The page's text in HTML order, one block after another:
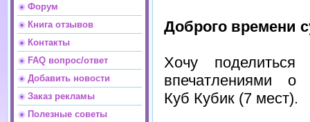
Форум
Книга отзывов
Контакты
FAQ вопрос/ответ
Добавить новости
Заказ рекламы
Полезные советы
Доброго времени
Хочу поделиться
впечатлениями о
Куб Кубик (7 мест).